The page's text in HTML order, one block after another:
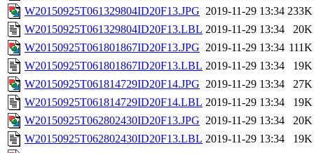
W20150925T061329804ID20F13.JPG 2019-11-29 13:34 233K
W20150925T061329804ID20F13.LBL 2019-11-29 13:34
20K
W20150925T061801867ID20F13.JPG 2019-11-29 13:34 111K
W20150925T061801867ID20F13.LBL 2019-11-29 13:34
19K
W20150925T061814729ID20F14.JPG 2019-11-29 13:34
27K
W20150925T061814729ID20F14.LBL 2019-11-29 13:34
19K
W20150925T062802430ID20F13.JPG 2019-11-29 13:34
20K
W20150925T062802430ID20F13.LBL 2019-11-29 13:34
19K